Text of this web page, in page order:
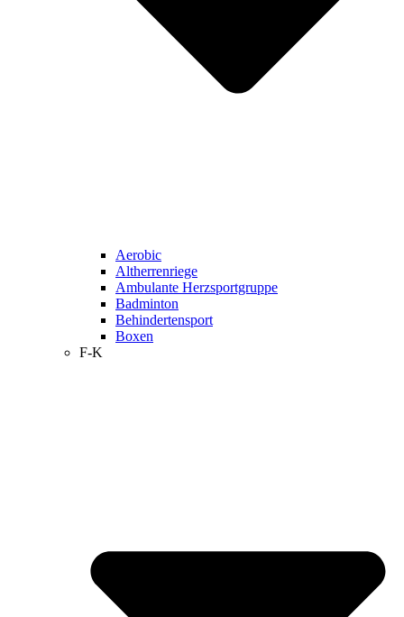
Aerobic
Altherrenriege
Ambulante Herzsportgruppe
Badminton
Behindertensport
Boxen
F-K